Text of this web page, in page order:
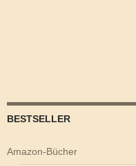
BESTSELLER
Amazon-Bücher